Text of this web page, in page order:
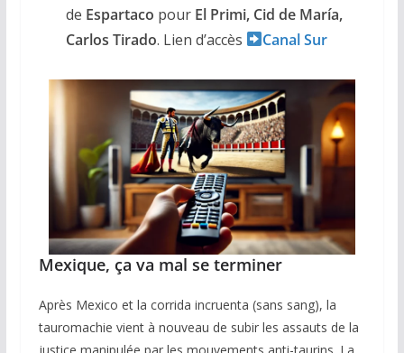
de Espartaco pourEl Primi, Cid de María,
Carlos Tirado. Lien d’accès Canal Sur
Mexique, ça va mal se terminer
Après Mexico et la corrida incruenta (sans sang), la
tauromachie vient à nouveau de subir les assauts de la